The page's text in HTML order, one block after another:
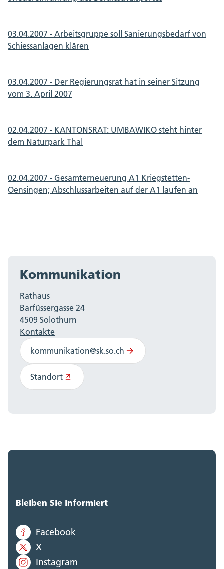
03.04.2007 - Arbeitsgruppe soll Sanierungsbedarf von
Schiessanlagen klären
03.04.2007 - Der Regierungsrat hat in seiner Sitzung
vom 3. April 2007
02.04.2007 - KANTONSRAT: UMBAWIKO steht hinter
dem Naturpark Thal
02.04.2007 - Gesamterneuerung A1 Kriegstetten-
Oensingen; Abschlussarbeiten auf der A1 laufen an
Kommunikation
Rathaus
Barfüssergasse 24
4509 Solothurn
Kontakte
kommunikation@sk.so.ch
Standort
Bleiben Sie informiert
Facebook
X
Instagram